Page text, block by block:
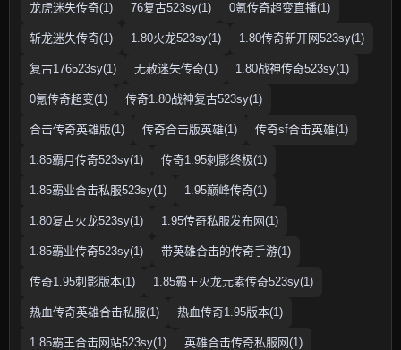
龙虎迷失传奇(1) 76复古523sy(1) 0氪传奇超变直播(1)
斩龙迷失传奇(1) 1.80火龙523sy(1) 1.80传奇新开网523sy(1)
复古176523sy(1) 无赦迷失传奇(1) 1.80战神传奇523sy(1)
0氪传奇超变(1) 传奇1.80战神复古523sy(1)
合击传奇英雄版(1) 传奇合击版英雄(1) 传奇sf合击英雄(1)
1.85霸月传奇523sy(1) 传奇1.95刺影终极(1)
1.85霸业合击私服523sy(1) 1.95巅峰传奇(1)
1.80复古火龙523sy(1) 1.95传奇私服发布网(1)
1.85霸业传奇523sy(1) 带英雄合击的传奇手游(1)
传奇1.95刺影版本(1) 1.85霸王火龙元素传奇523sy(1)
热血传奇英雄合击私服(1) 热血传奇1.95版本(1)
1.85霸王合击网站523sy(1) 英雄合击传奇私服网(1)